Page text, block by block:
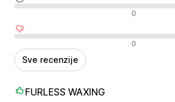
Neutralne recenzije 0
Negativne recenzije 0
Sve recenzije
FURLESS WAXING